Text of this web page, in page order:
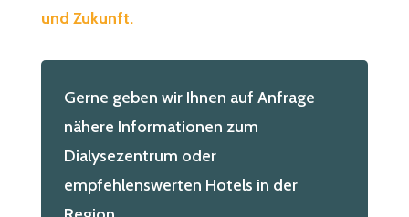
und Zukunft.
Gerne geben wir Ihnen auf Anfrage
nähere Informationen zum
Dialysezentrum oder
empfehlenswerten Hotels in der